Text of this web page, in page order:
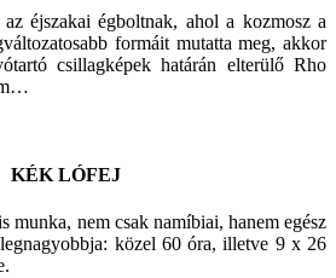
éjszakai égboltnak, ahol a kozmosz a
formáit mutatta meg, akkor
csillagképek határán elterülő Rho
KÉK LÓFEJ
munka, nem csak namíbiai, hanem egész
közel 60 óra, illetve 9 x 26